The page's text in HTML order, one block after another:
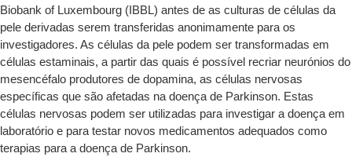
Biobank of Luxembourg (IBBL) antes de as culturas de células da
pele derivadas serem transferidas anonimamente para os
investigadores. As células da pele podem ser transformadas em
células estaminais, a partir das quais é possível recriar neurónios do
mesencéfalo produtores de dopamina, as células nervosas
específicas que são afetadas na doença de Parkinson. Estas
células nervosas podem ser utilizadas para investigar a doença em
laboratório e para testar novos medicamentos adequados como
terapias para a doença de Parkinson.